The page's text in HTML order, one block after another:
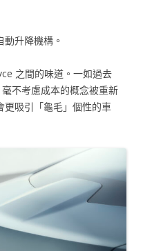
升降機構。
之間的味道。一如過去
不考慮成本的概念被重新
更吸引「龜毛」個性的車